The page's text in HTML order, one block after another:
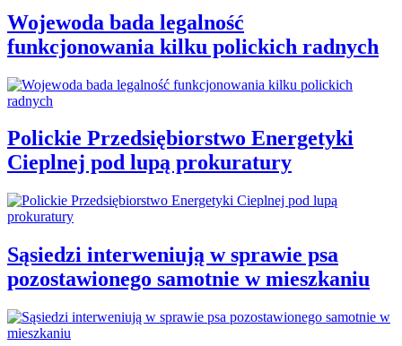
Wojewoda bada legalność
funkcjonowania kilku polickich radnych
Polickie Przedsiębiorstwo Energetyki
Cieplnej pod lupą prokuratury
Sąsiedzi interweniują w sprawie psa
pozostawionego samotnie w mieszkaniu